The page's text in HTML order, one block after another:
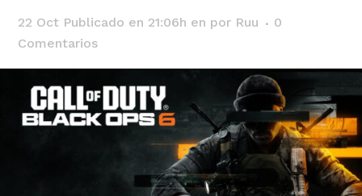
22 Oct Publicado en 21:06h en por Ruu
0
Comentarios